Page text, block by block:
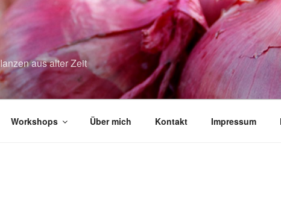
aus alter Zeit
Workshops Über mich Kontakt Impressum